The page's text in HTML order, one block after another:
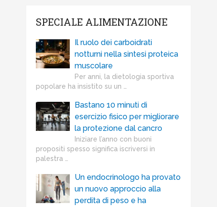
SPECIALE ALIMENTAZIONE
Il ruolo dei carboidrati
notturni nella sintesi proteica
muscolare
Per anni, la dietologia sportiva
popolare ha insistito su un …
Bastano 10 minuti di
esercizio fisico per migliorare
la protezione dal cancro
Iniziare l’anno con buoni
propositi spesso significa iscriversi in
palestra …
Un endocrinologo ha provato
un nuovo approccio alla
perdita di peso e ha